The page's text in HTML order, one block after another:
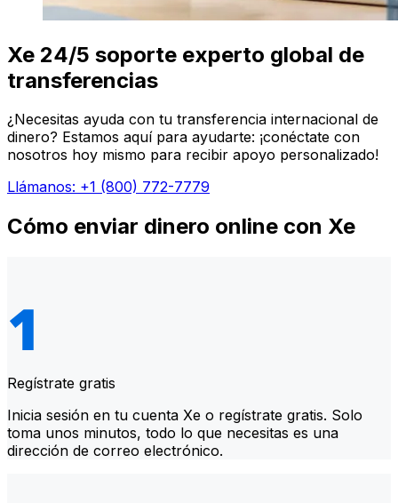
Xe 24/5 soporte experto global de
transferencias
¿Necesitas ayuda con tu transferencia internacional de
dinero? Estamos aquí para ayudarte: ¡conéctate con
nosotros hoy mismo para recibir apoyo personalizado!
Llámanos: +1 (800) 772-7779
Cómo enviar dinero online con Xe
Regístrate gratis
Inicia sesión en tu cuenta Xe o regístrate gratis. Solo
toma unos minutos, todo lo que necesitas es una
dirección de correo electrónico.